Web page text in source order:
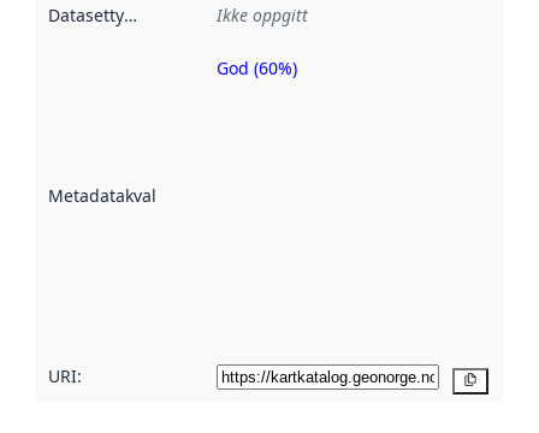
Datasettype Ikke oppgitt
Metadatakvalitet
Metadatakvalitet
God (60%)
URI: